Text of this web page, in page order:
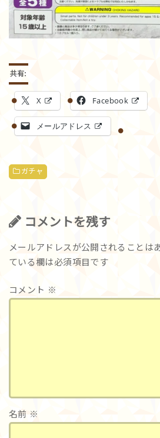
共有:
X Facebook
メールアドレス
ガチャ
コメントを残す
メールアドレスが公開されることは
ている欄は必須項目です
コメント ※
名前 ※